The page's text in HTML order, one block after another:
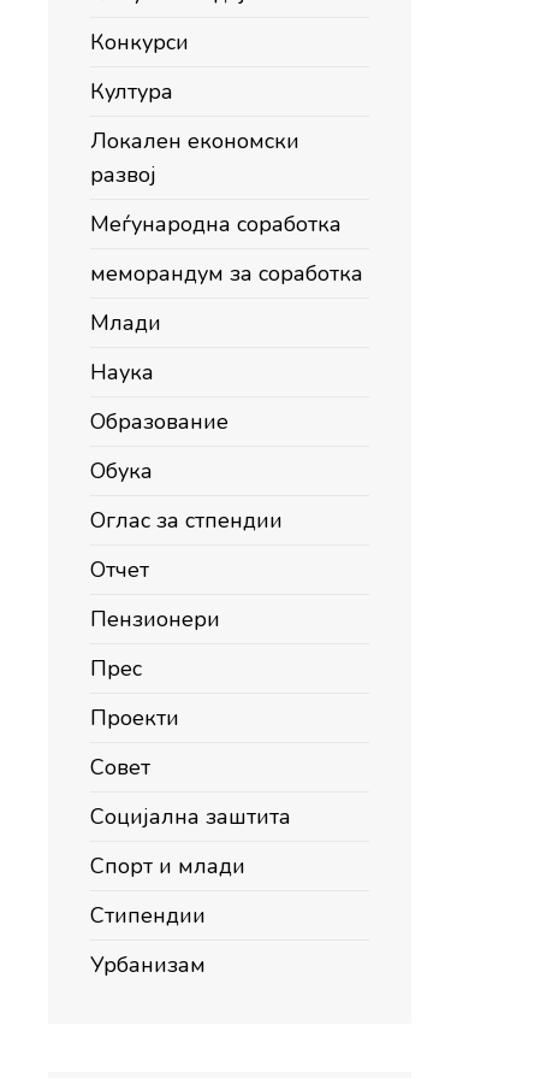
Конкурси
Култура
Локален економски
развој
Меѓународна соработка
меморандум за соработка
Млади
Наука
Образование
Обука
Оглас за стпендии
Отчет
Пензионери
Прес
Проекти
Совет
Социјална заштита
Спорт и млади
Стипендии
Урбанизам